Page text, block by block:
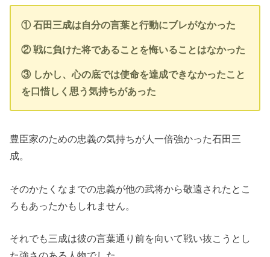
① 石田三成は自分の言葉と行動にブレがなかった
② 戦に負けた将であることを悔いることはなかった
③ しかし、心の底では使命を達成できなかったこと
を口惜しく思う気持ちがあった
豊臣家のための忠義の気持ちが人一倍強かった石田三
成。
そのかたくなまでの忠義が他の武将から敬遠されたとこ
ろもあったかもしれません。
それでも三成は彼の言葉通り前を向いて戦い抜こうとし